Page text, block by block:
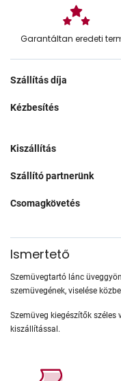
Garantáltan eredeti
Szállítás díja
Kézbesítés
Kiszállítás
Szállító partnerünk
Csomagkövetés
Ismertető
Szemüvegtartó lánc
szemüvegének, viselése
Szemüveg kiegészítők
kiszállítással.